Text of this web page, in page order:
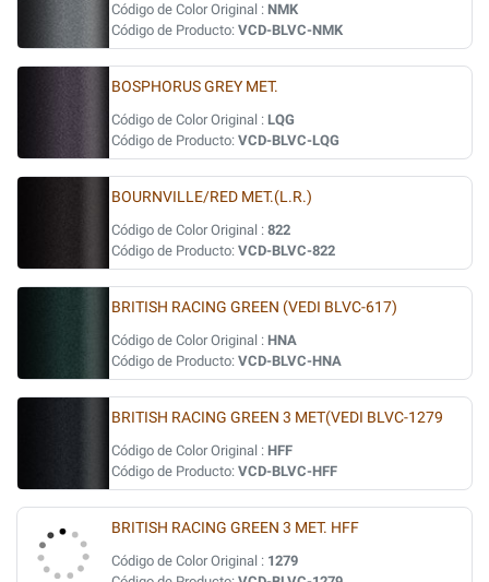
Código de Color Original : NMK
Código de Producto: VCD-BLVC-NMK
BOSPHORUS GREY MET.
Código de Color Original : LQG
Código de Producto: VCD-BLVC-LQG
BOURNVILLE/RED MET.(L.R.)
Código de Color Original : 822
Código de Producto: VCD-BLVC-822
BRITISH RACING GREEN (VEDI BLVC-617)
Código de Color Original : HNA
Código de Producto: VCD-BLVC-HNA
BRITISH RACING GREEN 3 MET(VEDI BLVC-1279
Código de Color Original : HFF
Código de Producto: VCD-BLVC-HFF
BRITISH RACING GREEN 3 MET. HFF
Código de Color Original : 1279